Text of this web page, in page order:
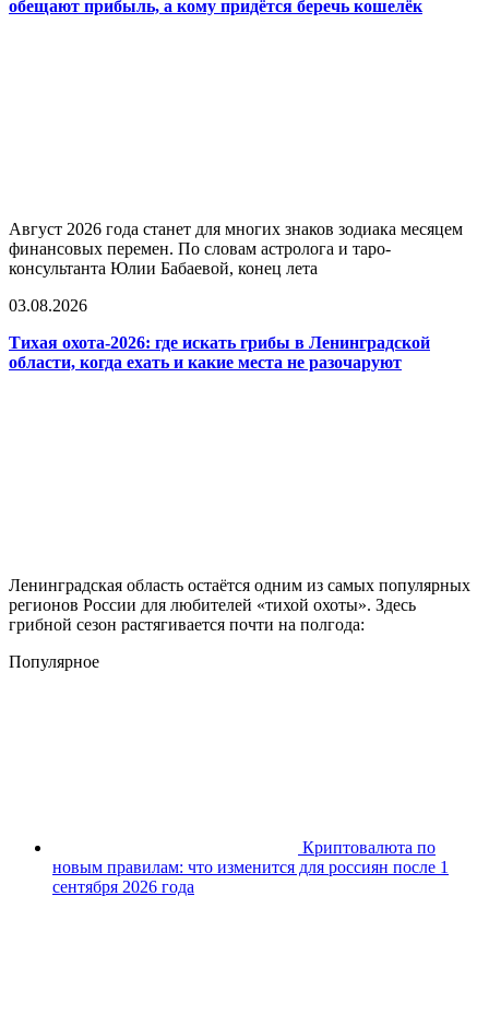
обещают прибыль, а кому придётся беречь кошелёк
Август 2026 года станет для многих знаков зодиака месяцем
финансовых перемен. По словам астролога и таро-
консультанта Юлии Бабаевой, конец лета
03.08.2026
Тихая охота-2026: где искать грибы в Ленинградской
области, когда ехать и какие места не разочаруют
Ленинградская область остаётся одним из самых популярных
регионов России для любителей «тихой охоты». Здесь
грибной сезон растягивается почти на полгода:
Популярное
Криптовалюта по
новым правилам: что изменится для россиян после 1
сентября 2026 года